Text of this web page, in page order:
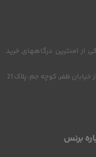
امنترین درگاههای خرید
ظفر، کوچه جم، پلاک 21
برنس